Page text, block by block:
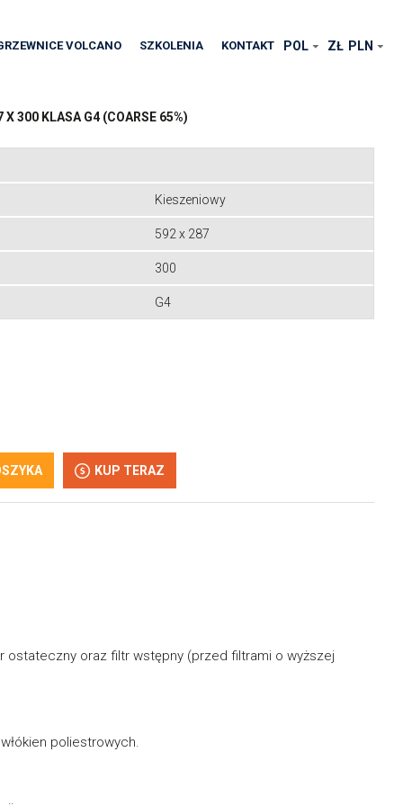
VOLCANO SZKOLENIA KONTAKT POL ZŁ PLN
300 KLASA G4 (COARSE 65%)
Kieszeniowy
592 x 287
300
G4
KUP TERAZ
oraz filtr wstępny (przed filtrami o wyższej
poliestrowych.